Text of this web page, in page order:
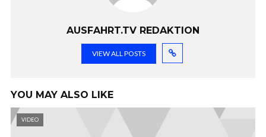
AUSFAHRT.TV REDAKTION
VIEW ALL POSTS
YOU MAY ALSO LIKE
VIDEO